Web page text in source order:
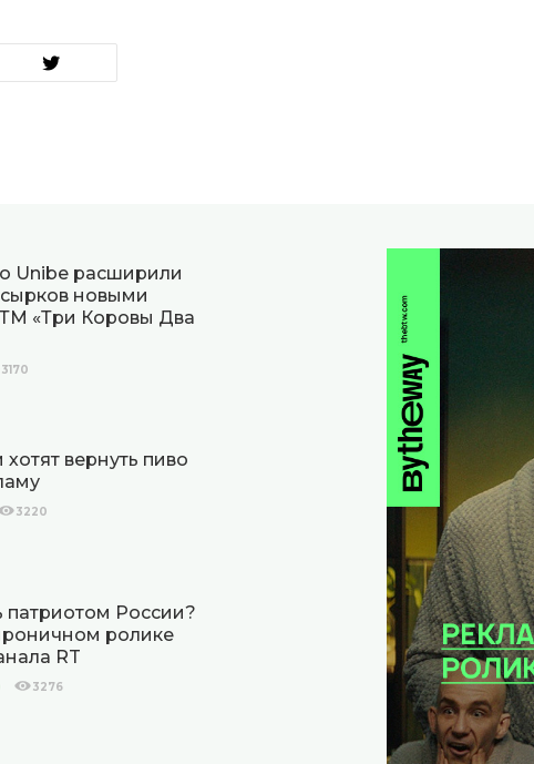
Unibe расширили
новыми
«Три Коровы Два
3170
вернуть пиво
3220
патриотом России?
ролике
RT
3276